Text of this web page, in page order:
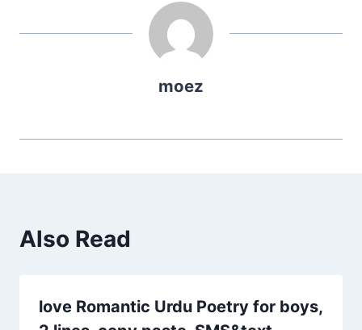
moez
Also Read
love Romantic Urdu Poetry for boys,